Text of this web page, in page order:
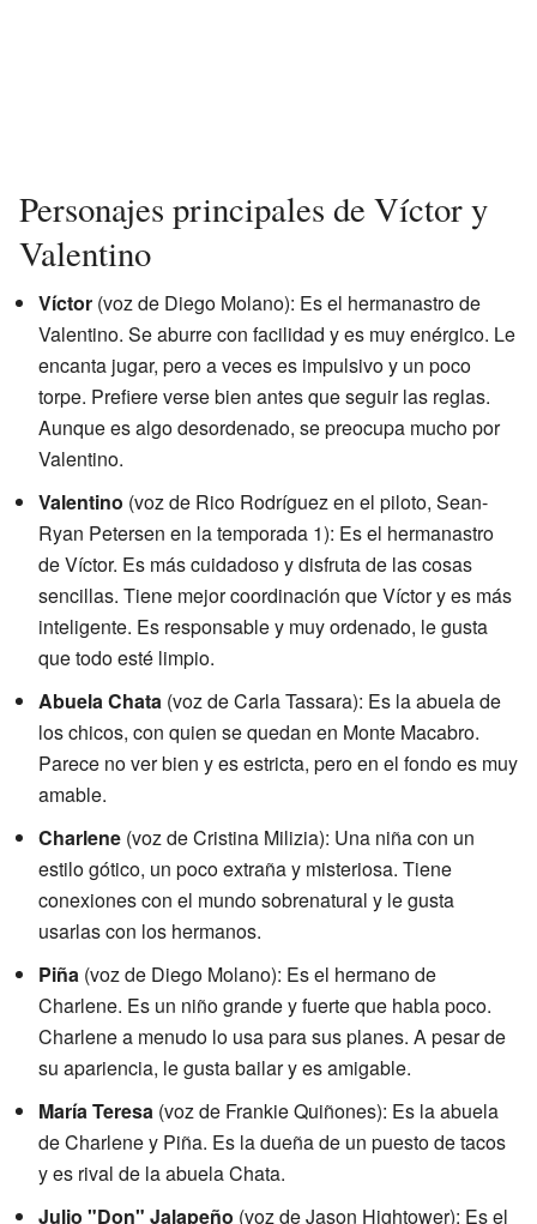
Personajes principales de Víctor y
Valentino
Víctor (voz de Diego Molano): Es el hermanastro de
Valentino. Se aburre con facilidad y es muy enérgico. Le
encanta jugar, pero a veces es impulsivo y un poco
torpe. Prefiere verse bien antes que seguir las reglas.
Aunque es algo desordenado, se preocupa mucho por
Valentino.
Valentino (voz de Rico Rodríguez en el piloto, Sean-
Ryan Petersen en la temporada 1): Es el hermanastro
de Víctor. Es más cuidadoso y disfruta de las cosas
sencillas. Tiene mejor coordinación que Víctor y es más
inteligente. Es responsable y muy ordenado, le gusta
que todo esté limpio.
Abuela Chata (voz de Carla Tassara): Es la abuela de
los chicos, con quien se quedan en Monte Macabro.
Parece no ver bien y es estricta, pero en el fondo es muy
amable.
Charlene (voz de Cristina Milizia): Una niña con un
estilo gótico, un poco extraña y misteriosa. Tiene
conexiones con el mundo sobrenatural y le gusta
usarlas con los hermanos.
Piña (voz de Diego Molano): Es el hermano de
Charlene. Es un niño grande y fuerte que habla poco.
Charlene a menudo lo usa para sus planes. A pesar de
su apariencia, le gusta bailar y es amigable.
María Teresa (voz de Frankie Quiñones): Es la abuela
de Charlene y Piña. Es la dueña de un puesto de tacos
y es rival de la abuela Chata.
Julio "Don" Jalapeño (voz de Jason Hightower): Es el